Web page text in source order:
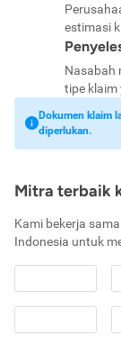
estimasi
Nasabah
tipe klaim
Dokumen klaim
diperlukan.
Mitra terbaik
Kami bekerja
Indonesia untuk